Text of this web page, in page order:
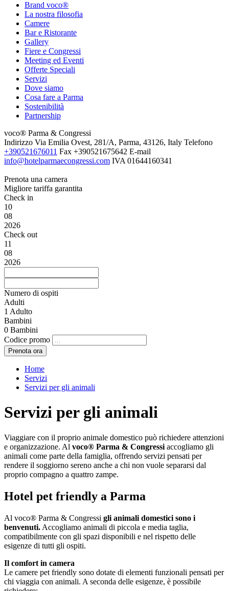
Brand voco®
La nostra filosofia
Camere
Bar e Ristorante
Gallery
Fiere e Congressi
Meeting ed Eventi
Offerte Speciali
Servizi
Dove siamo
Cosa fare a Parma
Sostenibilità
Partnership
voco® Parma & Congressi
Indirizzo Via Emilia Ovest, 281/A, Parma, 43126, Italy Telefono
+390521676011 Fax +390521675642 E-mail
info@hotelparmaecongressi.com IVA 01644160341
Prenota una camera
Migliore tariffa garantita
Check in
10
08
2026
Check out
11
08
2026
Numero di ospiti
Adulti
1 Adulto
Bambini
0 Bambini
Codice promo
Home
Servizi
Servizi per gli animali
Servizi per gli animali
Viaggiare con il proprio animale domestico può richiedere attenzioni
e organizzazione. Al voco® Parma & Congressi accogliamo gli
animali come parte della famiglia, offrendo servizi pensati per
rendere il soggiorno sereno anche a chi non vuole separarsi dal
proprio compagno a quattro zampe.
Hotel pet friendly a Parma
Al voco® Parma & Congressi gli animali domestici sono i
benvenuti. Accogliamo animali di piccola e media taglia,
compatibilmente con gli spazi disponibili e nel rispetto delle
esigenze di tutti gli ospiti.
Il comfort in camera
Le camere pet friendly sono dotate di elementi funzionali pensati per
chi viaggia con animali. A seconda delle esigenze, è possibile